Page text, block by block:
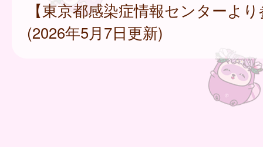
【東京都感染症情報センターよ
(2026年5月7日更新)